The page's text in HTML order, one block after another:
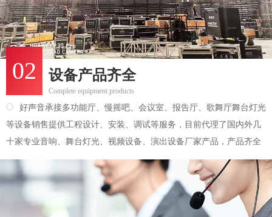
02 设备产品齐全
Complete equipment products
好声音承接多功能厅、慢摇吧、会议室、报告厅、歌舞厅舞台灯光
等设备销售提供工程设计、安装、调试等服务，目前代理了国内外几
十家专业音响、舞台灯光、视频设备、演出设备厂家产品，产品齐全